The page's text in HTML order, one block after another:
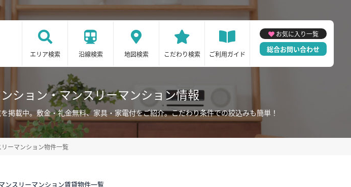
エリア検索 沿線検索 地図検索 こだわり検索 ご利用ガイド
お気に入り一覧
総合お問い合わせ
ション・マンスリーマンション情報
載中。敷金・礼金無料、家具・家電付をご紹介。こだわり条件での絞込みも簡単！
ーマンション物件一覧
ンスリーマンション賃貸物件一覧